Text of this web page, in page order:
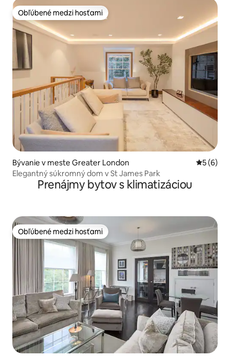
Obľúbené medzi hosťami
Obľúbené medzi hosťami
Bývanie v meste Greater London
5 (6)
Elegantný súkromný dom v St James Park
Prenájmy bytov s klimatizáciou
Obľúbené medzi hosťami
Obľúbené medzi hosťami